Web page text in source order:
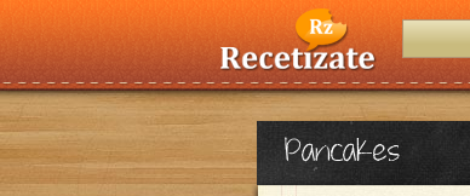
Pancakes